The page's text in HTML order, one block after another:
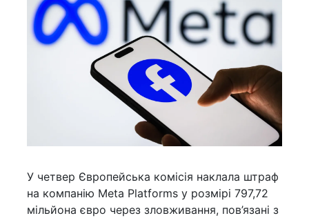
У четвер Європейська комісія наклала штраф
на компанію Meta Platforms у розмірі 797,72
мільйона євро через зловживання, пов’язані з